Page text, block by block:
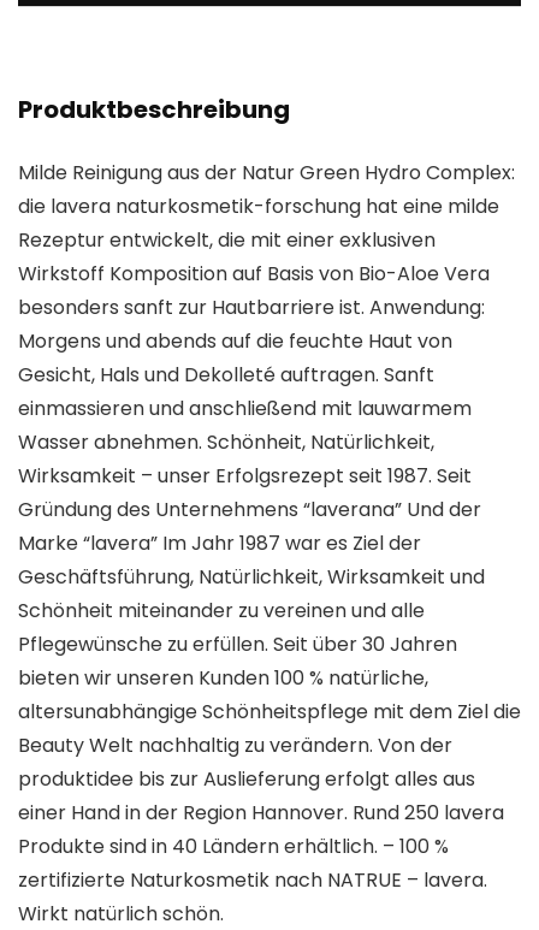
Produktbeschreibung
Milde Reinigung aus der Natur Green Hydro Complex:
die lavera naturkosmetik-forschung hat eine milde
Rezeptur entwickelt, die mit einer exklusiven
Wirkstoff Komposition auf Basis von Bio-Aloe Vera
besonders sanft zur Hautbarriere ist. Anwendung:
Morgens und abends auf die feuchte Haut von
Gesicht, Hals und Dekolleté auftragen. Sanft
einmassieren und anschließend mit lauwarmem
Wasser abnehmen. Schönheit, Natürlichkeit,
Wirksamkeit – unser Erfolgsrezept seit 1987. Seit
Gründung des Unternehmens “laverana” Und der
Marke “lavera” Im Jahr 1987 war es Ziel der
Geschäftsführung, Natürlichkeit, Wirksamkeit und
Schönheit miteinander zu vereinen und alle
Pflegewünsche zu erfüllen. Seit über 30 Jahren
bieten wir unseren Kunden 100 % natürliche,
altersunabhängige Schönheitspflege mit dem Ziel die
Beauty Welt nachhaltig zu verändern. Von der
produktidee bis zur Auslieferung erfolgt alles aus
einer Hand in der Region Hannover. Rund 250 lavera
Produkte sind in 40 Ländern erhältlich. – 100 %
zertifizierte Naturkosmetik nach NATRUE – lavera.
Wirkt natürlich schön.